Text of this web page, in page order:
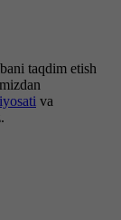
taqdim etish
va